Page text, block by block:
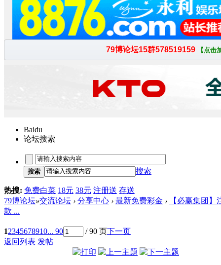
Baidu
论坛搜索
搜索 搜索
热搜: 免费白菜 18元 38元 注册送 存送
79博论坛»交流论坛 › 分享中心 › 最新免费彩金 ›
【必赢集团
款 ...
12345678910... 90 / 90 页下一页
返回列表 发帖